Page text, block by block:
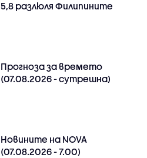
5,8 разлюля Филипините
Прогноза за времето
(07.08.2026 - сутрешна)
Новините на NOVA
(07.08.2026 - 7.00)